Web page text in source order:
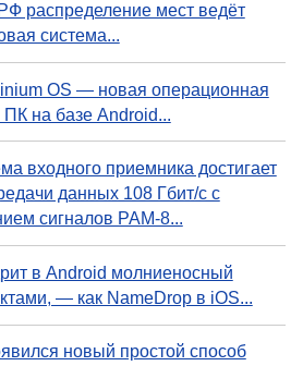
распределение мест ведёт
система...
OS — новая операционная
на базе Android...
входного приемника достигает
данных 108 Гбит/с с
сигналов PAM-8...
в Android молниеносный
— как NameDrop в iOS...
новый простой способ